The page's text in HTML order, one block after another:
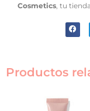
Cosmetics , tu
Productos